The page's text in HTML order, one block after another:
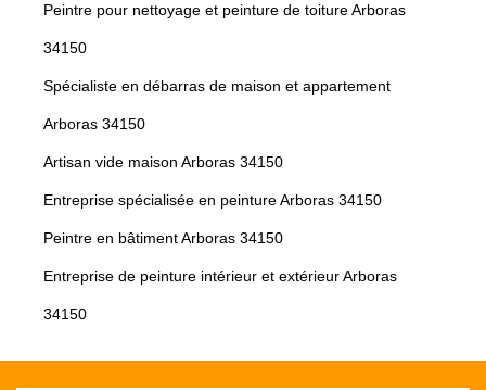
Peintre pour nettoyage et peinture de toiture Arboras
34150
Spécialiste en débarras de maison et appartement
Arboras 34150
Artisan vide maison Arboras 34150
Entreprise spécialisée en peinture Arboras 34150
Peintre en bâtiment Arboras 34150
Entreprise de peinture intérieur et extérieur Arboras
34150